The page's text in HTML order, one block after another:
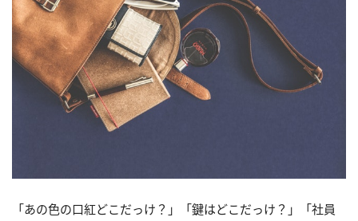
「あの色の口紅どこだっけ？」「鍵はどこだっけ？」「社員